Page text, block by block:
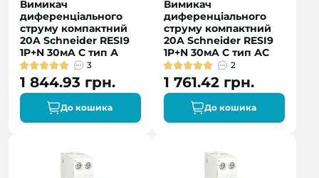
Вимикач
диференціального
струму компактний
20A Schneider RESI9
1P+N 30мA C тип А
3
1 844.93 грн.
До кошика
Вимикач
диференціального
струму компактний
20A Schneider RESI9
1P+N 30мA C тип АC
2
1 761.42 грн.
До кошика